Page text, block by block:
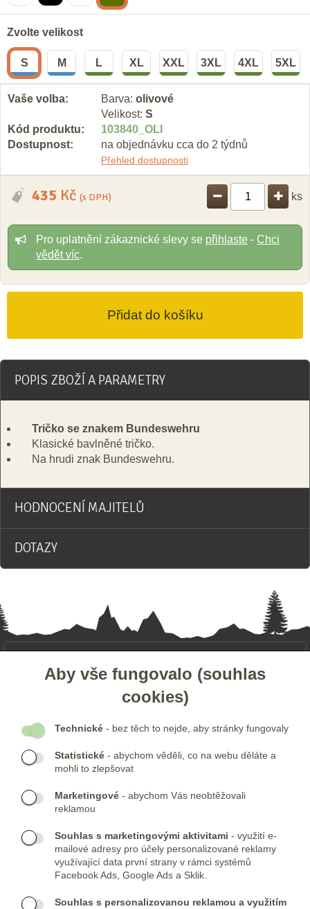
Aby vše fungovalo (souhlas
cookies)
Technické - bez těch to nejde, aby stránky fungovaly
Statistické - abychom věděli, co na webu děláte a
mohli to zlepšovat
Marketingové - abychom Vás neobtěžovali
reklamou
Souhlas s marketingovými aktivitami - využití e-
mailové adresy pro účely personalizované reklamy
využívající data první strany v rámci systémů
Facebook Ads, Google Ads a Sklik.
Souhlas s personalizovanou reklamou a využitím
Zvolte velikost
S M L XL XXL 3XL 4XL 5XL
Vaše volba: Barva: olivové
Velikost: S
Kód produktu:
103840 OLI
Dostupnost:
na objednávku cca do 2 týdnů
Přehled dostupnosti
435 Kč (s DPH) ks
Pro uplatnění zákaznické slevy se přihlaste - Chci
vědět víc.
POPIS ZBOŽÍ A PARAMETRY
Tričko se znakem Bundeswehru
Klasické bavlněné tričko.
Na hrudi znak Bundeswehru.
HODNOCENÍ MAJITELŮ
DOTAZY
- NEWSLETTER
KONTAKTY:
KONTAKTNÍ FORMULÁŘ
Telefon:
PROVOZOVNA:
Studénka 160